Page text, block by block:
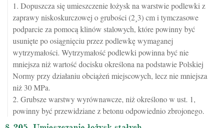
1. Dopuszcza się umieszczenie łożysk na warstwie podlewki z
zaprawy niskoskurczowej o grubości (2¸3) cm i tymczasowe
podparcie za pomocą klinów stalowych, które powinny być
usunięte po osiągnięciu przez podlewkę wymaganej
wytrzymałości. Wytrzymałość podlewki powinna być nie
mniejsza niż wartość docisku określona na podstawie Polskiej
Normy przy działaniu obciążeń miejscowych, lecz nie mniejsza
niż 30 MPa.
2. Grubsze warstwy wyrównawcze, niż określono w ust. 1,
powinny być przewidziane z betonu odpowiednio zbrojonego.